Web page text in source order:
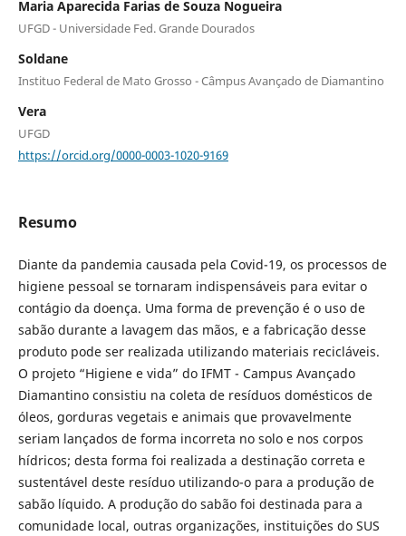
Maria Aparecida Farias de Souza Nogueira
UFGD - Universidade Fed. Grande Dourados
Soldane
Instituo Federal de Mato Grosso - Câmpus Avançado de Diamantino
Vera
UFGD
https://orcid.org/0000-0003-1020-9169
Resumo
Diante da pandemia causada pela Covid-19, os processos de
higiene pessoal se tornaram indispensáveis para evitar o
contágio da doença. Uma forma de prevenção é o uso de
sabão durante a lavagem das mãos, e a fabricação desse
produto pode ser realizada utilizando materiais recicláveis.
O projeto “Higiene e vida” do IFMT - Campus Avançado
Diamantino consistiu na coleta de resíduos domésticos de
óleos, gorduras vegetais e animais que provavelmente
seriam lançados de forma incorreta no solo e nos corpos
hídricos; desta forma foi realizada a destinação correta e
sustentável deste resíduo utilizando-o para a produção de
sabão líquido. A produção do sabão foi destinada para a
comunidade local, outras organizações, instituições do SUS